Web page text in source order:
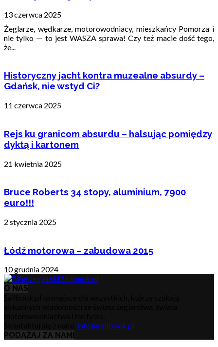
13 czerwca 2025
Żeglarze, wędkarze, motorowodniacy, mieszkańcy Pomorza i
nie tylko — to jest WASZA sprawa! Czy też macie dość tego,
że...
Historyczny jacht kontra muzealne absurdy –
Gdańsk, nie wstyd Ci?
11 czerwca 2025
Rejs ku granicom absurdu – halsując pomiędzy
dyktą i kartonem
21 kwietnia 2025
Bruce Roberts 34 stopy, aluminium, 7900
euro!!!
2 stycznia 2025
Łódź motorowa – zabudowa 2015
10 grudnia 2024
O NAS
info@sailbook.pl
PODĄŻAJ ZA NAMI